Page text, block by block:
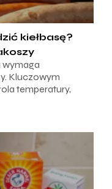
kiełbasę?
wymaga
Kluczowym
temperatury,